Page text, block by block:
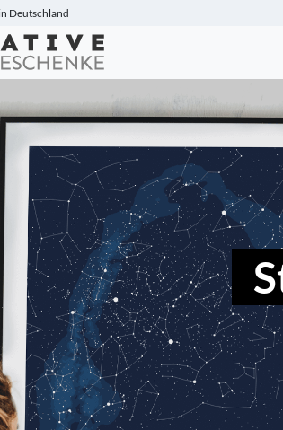
Deutschland
Kreative-